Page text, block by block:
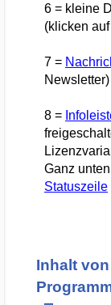
6 = kleine
(klicken
7 =
Newsletter)
8 =
Ganz
Statuszeile
Inhalt